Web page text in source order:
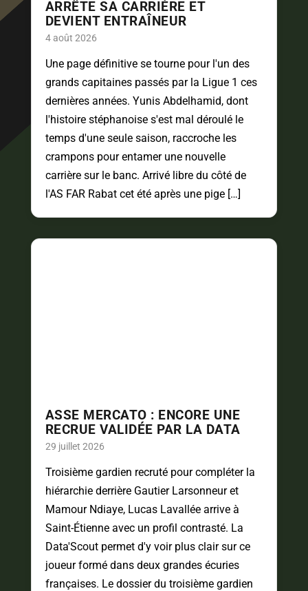
ARRÊTE SA CARRIÈRE ET
DEVIENT ENTRAÎNEUR
4 août 2026
Une page définitive se tourne pour l'un des
grands capitaines passés par la Ligue 1 ces
dernières années. Yunis Abdelhamid, dont
l'histoire stéphanoise s'est mal déroulé le
temps d'une seule saison, raccroche les
crampons pour entamer une nouvelle
carrière sur le banc. Arrivé libre du côté de
l'AS FAR Rabat cet été après une pige […]
ASSE MERCATO : ENCORE UNE
RECRUE VALIDÉE PAR LA DATA
29 juillet 2026
Troisième gardien recruté pour compléter la
hiérarchie derrière Gautier Larsonneur et
Mamour Ndiaye, Lucas Lavallée arrive à
Saint-Étienne avec un profil contrasté. La
Data'Scout permet d'y voir plus clair sur ce
joueur formé dans deux grandes écuries
françaises. Le dossier du troisième gardien